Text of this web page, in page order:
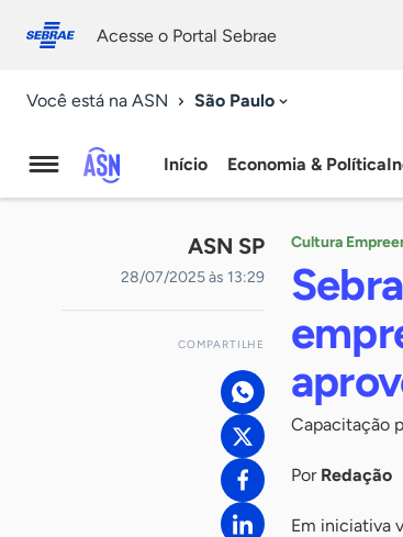
conosco
Acesse o Portal Sebrae
Você está na ASN São Paulo
Agência
Sebrae
de
Notícias
Início Economia & Política
ASN SP
28/07/2025 às 13:29
COMPARTILHE
Cultura
Capacitação
Por Redação
Em iniciativa